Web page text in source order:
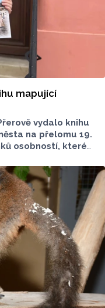
mapující
vydalo knihu
na přelomu 19.
osobností, které
autorky publikace
13 let
u příležitosti
na královské město,